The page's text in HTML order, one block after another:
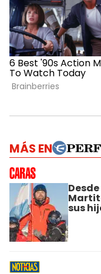
MÁS EN
sus